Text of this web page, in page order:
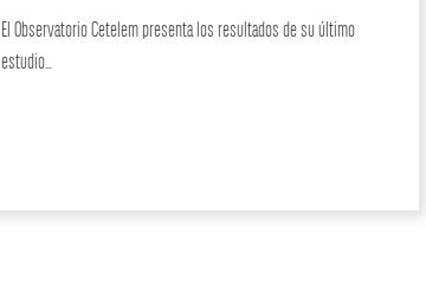
El Observatorio Cetelem presenta los resultados de su último
estudio…